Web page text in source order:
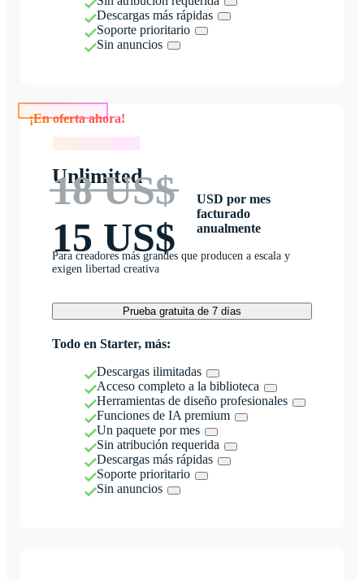
Descargas más rápidas
Soporte prioritario
Sin anuncios
Unlimited
18 US$
15 US$
USD por mes
facturado
anualmente
Para creadores más grandes que producen a escala y
exigen libertad creativa
Prueba gratuita de 7 días
Todo en Starter, más:
Descargas ilimitadas
Acceso completo a la biblioteca
Herramientas de diseño profesionales
Funciones de IA premium
Un paquete por mes
Sin atribución requerida
Descargas más rápidas
Soporte prioritario
Sin anuncios